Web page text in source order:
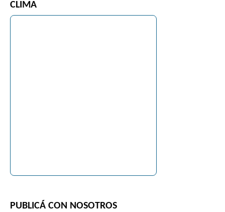
CLIMA
PUBLICÁ CON NOSOTROS